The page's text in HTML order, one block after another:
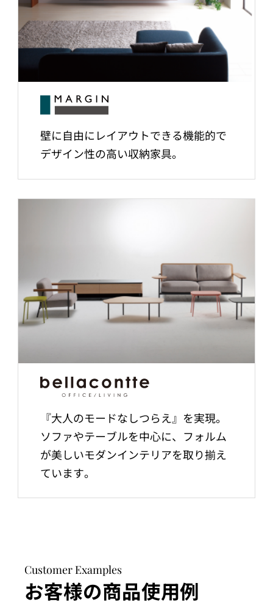
壁に自由にレイアウトできる機能的で
デザイン性の高い収納家具。
『大人のモードなしつらえ』を実現。
ソファやテーブルを中心に、フォルム
が美しいモダンインテリアを取り揃え
ています。
Customer Examples
お客様の商品使用例